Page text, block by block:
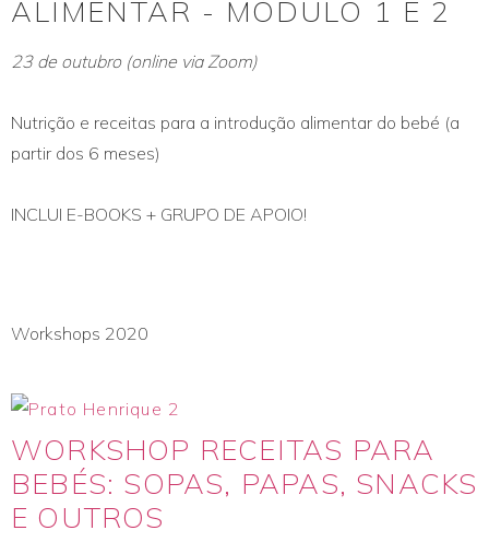
ALIMENTAR - MÓDULO 1 E 2
23 de outubro (online via Zoom)
Nutrição e receitas para a introdução alimentar do bebé (a
partir dos 6 meses)
INCLUI E-BOOKS + GRUPO DE APOIO!
Workshops 2020
WORKSHOP RECEITAS PARA
BEBÉS: SOPAS, PAPAS, SNACKS
E OUTROS